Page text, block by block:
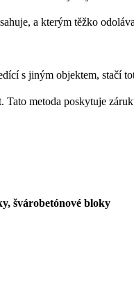
a kterým těžko
s jiným objektem, stačí
metoda poskytuje
švárobetónové bloky